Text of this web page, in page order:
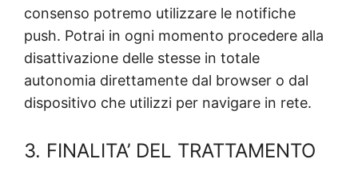
consenso potremo utilizzare le notifiche
push. Potrai in ogni momento procedere alla
disattivazione delle stesse in totale
autonomia direttamente dal browser o dal
dispositivo che utilizzi per navigare in rete.
3. FINALITA’ DEL TRATTAMENTO